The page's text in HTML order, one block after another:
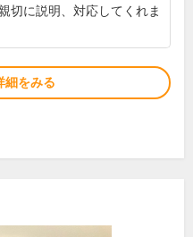
切に説明、対応してくれま
細をみる